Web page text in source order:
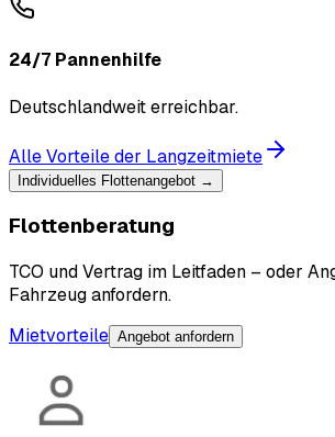
24/7 Pannenhilfe
Deutschlandweit erreichbar.
Alle Vorteile der Langzeitmiete
Individuelles Flottenangebot →
Flottenberatung
TCO und Vertrag im Leitfaden – oder
Fahrzeug anfordern.
Mietvorteile Angebot anfordern